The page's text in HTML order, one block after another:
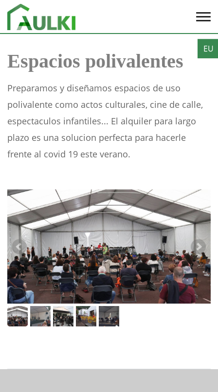
EU
Espacios polivalentes
Preparamos y diseñamos espacios de uso
polivalente como actos culturales, cine de calle,
espectaculos infantiles... El alquiler para largo
plazo es una solucion perfecta para hacerle
frente al covid 19 este verano.